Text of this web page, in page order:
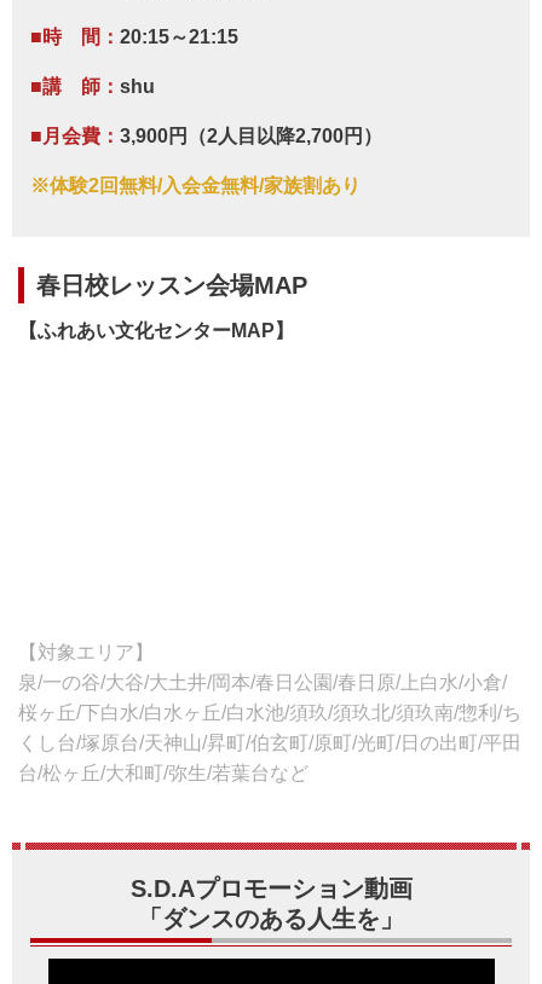
■時 間： 20:15～21:15
■講 師： shu
■月会費： 3,900円（2人目以降2,700円）
※体験2回無料/入会金無料/家族割あり
春日校レッスン会場MAP
【ふれあい文化センターMAP】
【対象エリア】
泉/一の谷/大谷/大土井/岡本/春日公園/春日原/上白水/小倉/
桜ヶ丘/下白水/白水ヶ丘/白水池/須玖/須玖北/須玖南/惣利/ち
くし台/塚原台/天神山/昇町/伯玄町/原町/光町/日の出町/平田
台/松ヶ丘/大和町/弥生/若葉台など
S.D.Aプロモーション動画
「ダンスのある人生を」